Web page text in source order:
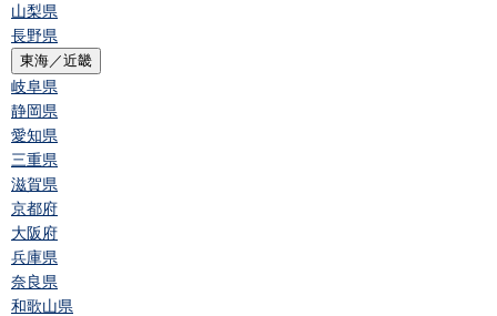
山梨県
長野県
東海／近畿
岐阜県
静岡県
愛知県
三重県
滋賀県
京都府
大阪府
兵庫県
奈良県
和歌山県